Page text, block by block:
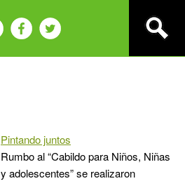
Pintando juntos
Rumbo al “Cabildo para Niños, Niñas
y adolescentes” se realizaron